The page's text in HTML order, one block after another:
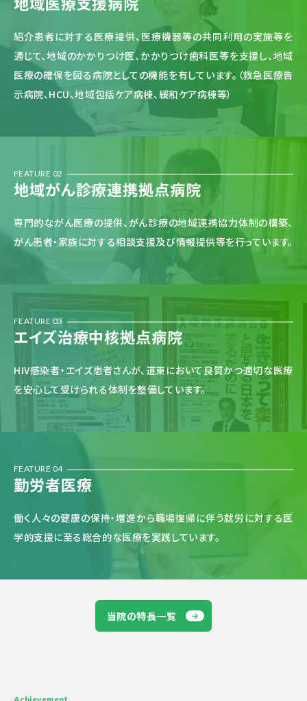
紹介患者に対する医療提供、医療機器等の共同利用の実施等を
通じて、地域のかかりつけ医、かかりつけ歯科医等を支援し、地域
医療の確保を図る病院としての機能を有しています。（救急医療告
示病院、HCU、地域包括ケア病棟、緩和ケア病棟等）
FEATURE 02
地域がん診療連携拠点病院
専門的ながん医療の提供、がん診療の地域連携協力体制の構築、
がん患者・家族に対する相談支援及び情報提供等を行っています。
FEATURE 03
エイズ治療中核拠点病院
HIV感染者・エイズ患者さんが、道東において良質かつ適切な医療
を安心して受けられる体制を整備しています。
FEATURE 04
勤労者医療
働く人々の健康の保持・増進から職場復帰に伴う就労に対する医
学的支援に至る総合的な医療を実践しています。
当院の特長一覧